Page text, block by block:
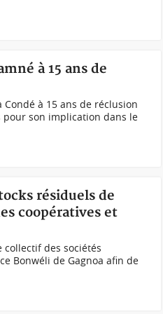
à 15 ans de
à 15 ans de réclusion
son implication dans le
résiduels de
coopératives et
collectif des sociétés
Bonwéli de Gagnoa afin de